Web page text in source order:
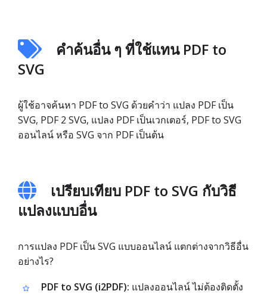
คำค้นอื่น ๆ ที่ใช้แทน PDF to
SVG
ผู้ใช้อาจค้นหา PDF to SVG ด้วยคำว่า แปลง PDF เป็น
SVG, PDF 2 SVG, แปลง PDF เป็นเวกเตอร์, PDF to SVG
ออนไลน์ หรือ SVG จาก PDF เป็นต้น
เปรียบเทียบ PDF to SVG กับวิธี
แปลงแบบอื่น
การแปลง PDF เป็น SVG แบบออนไลน์ แตกต่างจากวิธีอื่น
อย่างไร?
PDF to SVG (i2PDF): แปลงออนไลน์ ไม่ต้องติดตั้ง